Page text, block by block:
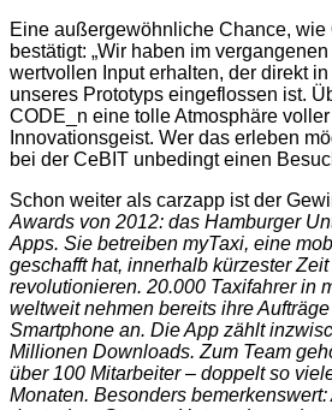
Eine außergewöhnliche Chance, wie
bestätigt: „Wir haben im
wertvollen Input erhalten, der direkt
unseres Prototyps eingeflossen ist.
CODE_n eine tolle Atmosphäre
Innovationsgeist. Wer das erleben
bei der CeBIT unbedingt einen
Schon weiter als carzapp ist der
Awards von 2012: das Hamburger
Apps. Sie betreiben myTaxi, eine
geschafft hat, innerhalb kürzester
revolutionieren. 20.000 Taxifahrer in
weltweit nehmen bereits ihre
Smartphone an. Die App zählt
Millionen Downloads. Zum Team
über 100 Mitarbeiter – doppelt so
Monaten. Besonders